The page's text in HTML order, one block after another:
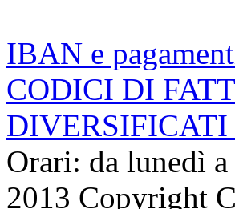
IBAN e
CODICI DI
Orari: da lunedì
2013 Copyright